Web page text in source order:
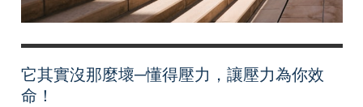
自
悲
它其實沒那麼壞─懂得壓力，讓壓力為你效
命！